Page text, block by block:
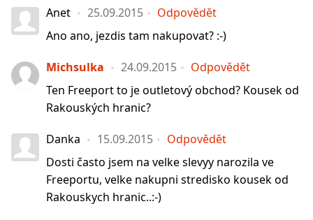
Anet 25.09.2015
Odpovědět
Ano ano, jezdis tam nakupovat? :-)
Michsulka 24.09.2015
Odpovědět
Ten Freeport to je outletový obchod? Kousek od
Rakouských hranic?
Danka 15.09.2015
Odpovědět
Dosti často jsem na velke slevyy narozila ve
Freeportu, velke nakupni stredisko kousek od
Rakouskych hranic..:-)